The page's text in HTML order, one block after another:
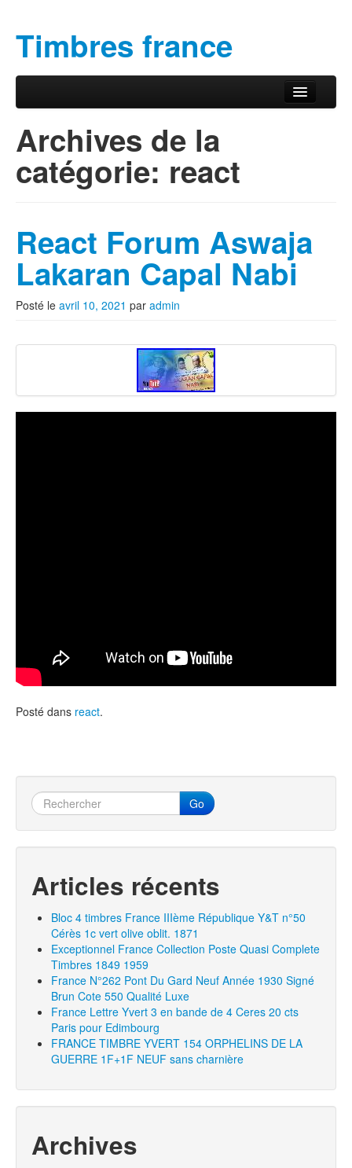
Timbres france
Menu principal
Archives de la
catégorie: react
React Forum Aswaja
Lakaran Capal Nabi
Posté le avril 10, 2021 par admin
Posté dans react.
Go
Articles récents
Bloc 4 timbres France IIIème République Y&T n°50
Cérès 1c vert olive oblit. 1871
Exceptionnel France Collection Poste Quasi Complete
Timbres 1849 1959
France N°262 Pont Du Gard Neuf Année 1930 Signé
Brun Cote 550 Qualité Luxe
France Lettre Yvert 3 en bande de 4 Ceres 20 cts
Paris pour Edimbourg
FRANCE TIMBRE YVERT 154 ORPHELINS DE LA
GUERRE 1F+1F NEUF sans charnière
Archives